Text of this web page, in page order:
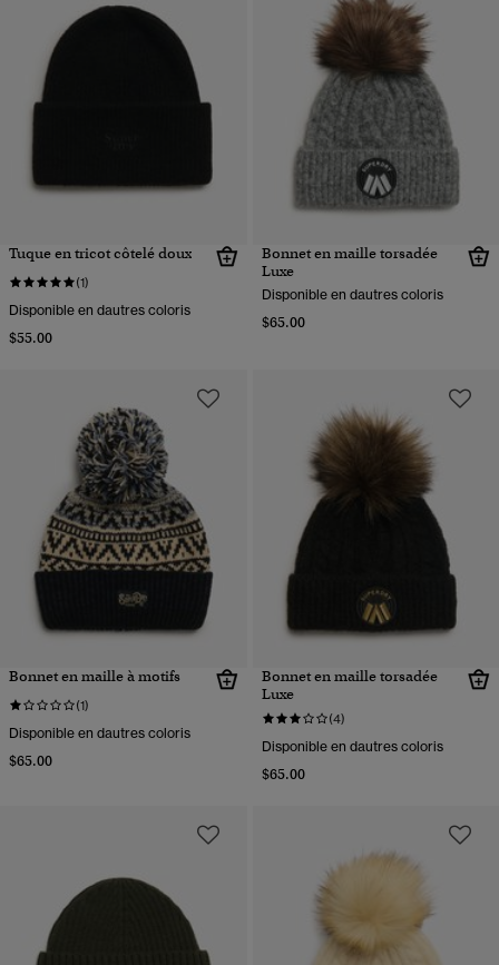
Tuque en tricot côtelé doux
(1)
Disponible en dautres coloris
$55.00
Bonnet en maille torsadée
Luxe
Disponible en dautres coloris
$65.00
Bonnet en maille à motifs
(1)
Disponible en dautres coloris
$65.00
Bonnet en maille torsadée
Luxe
(4)
Disponible en dautres coloris
$65.00